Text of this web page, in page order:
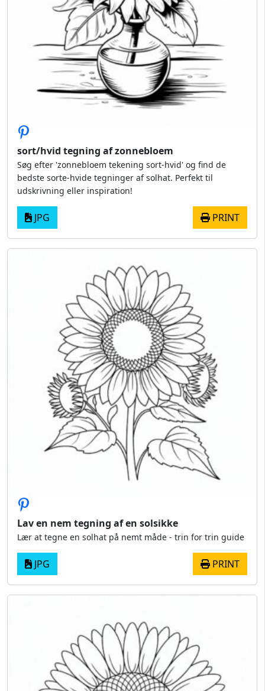
sort/hvid tegning af zonnebloem
Søg efter 'zonnebloem tekening sort-hvid' og find de
bedste sorte-hvide tegninger af solhat. Perfekt til
udskrivning eller inspiration!
JPG PRINT
Lav en nem tegning af en solsikke
Lær at tegne en solhat på nemt måde - trin for trin guide
JPG PRINT